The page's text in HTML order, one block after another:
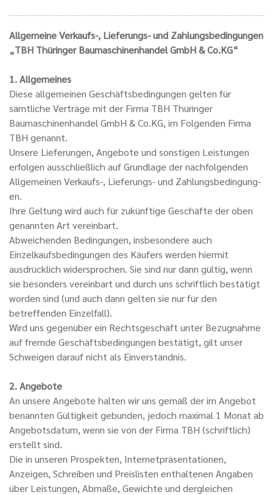
Allgemeine Verkaufs-, Lieferungs- und Zahlungsbedingungen
„TBH Thüringer Baumaschinenhandel GmbH & Co.KG“
1. Allgemeines
Diese allgemeinen Geschäftsbedingungen gelten für
sämtliche Verträge mit der Firma TBH Thüringer
Baumaschinenhandel GmbH & Co.KG, im Folgenden Firma
TBH genannt.
Unsere Lieferungen, Angebote und sonstigen Leistungen
erfolgen ausschließlich auf Grundlage der nachfolgenden
Allgemeinen Verkaufs-, Lieferungs- und Zahlungsbedingung-
en.
Ihre Geltung wird auch für zukünftige Geschäfte der oben
genannten Art vereinbart.
Abweichenden Bedingungen, insbesondere auch
Einzelkaufsbedingungen des Käufers werden hiermit
ausdrücklich widersprochen. Sie sind nur dann gültig, wenn
sie besonders vereinbart und durch uns schriftlich bestätigt
worden sind (und auch dann gelten sie nur für den
betreffenden Einzelfall).
Wird uns gegenüber ein Rechtsgeschäft unter Bezugnahme
auf fremde Geschäftsbedingungen bestätigt, gilt unser
Schweigen darauf nicht als Einverständnis.
2. Angebote
An unsere Angebote halten wir uns gemäß der im Angebot
benannten Gültigkeit gebunden, jedoch maximal 1 Monat ab
Angebotsdatum, wenn sie von der Firma TBH (schriftlich)
erstellt sind.
Die in unseren Prospekten, Internetpräsentationen,
Anzeigen, Schreiben und Preislisten enthaltenen Angaben
über Leistungen, Abmaße, Gewichte und dergleichen